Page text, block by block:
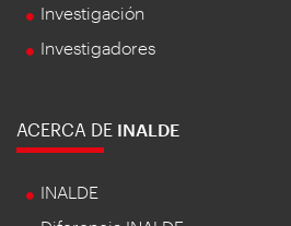
Investigación
Investigadores
ACERCA DE INALDE
INALDE